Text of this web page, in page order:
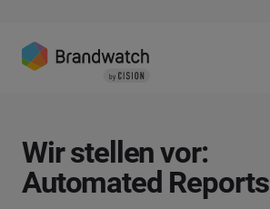
Wir stellen vor:
Automated Reports